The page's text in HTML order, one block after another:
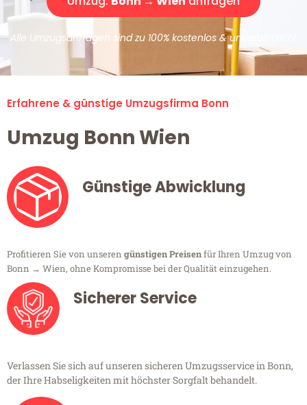
Alle Umzugsanfragen sind zu 100% kostenlos & unverbindlich!
Erfahrene & günstige Umzugsfirma Bonn
Umzug Bonn Wien
Günstige Abwicklung
Profitieren Sie von unseren günstigen Preisenfür Ihren Umzug von
Bonn → Wien, ohne Kompromisse bei der Qualität einzugehen.
Sicherer Service
Verlassen Sie sich auf unseren sicheren Umzugsservice in Bonn,
der Ihre Habseligkeiten mit höchster Sorgfalt behandelt.